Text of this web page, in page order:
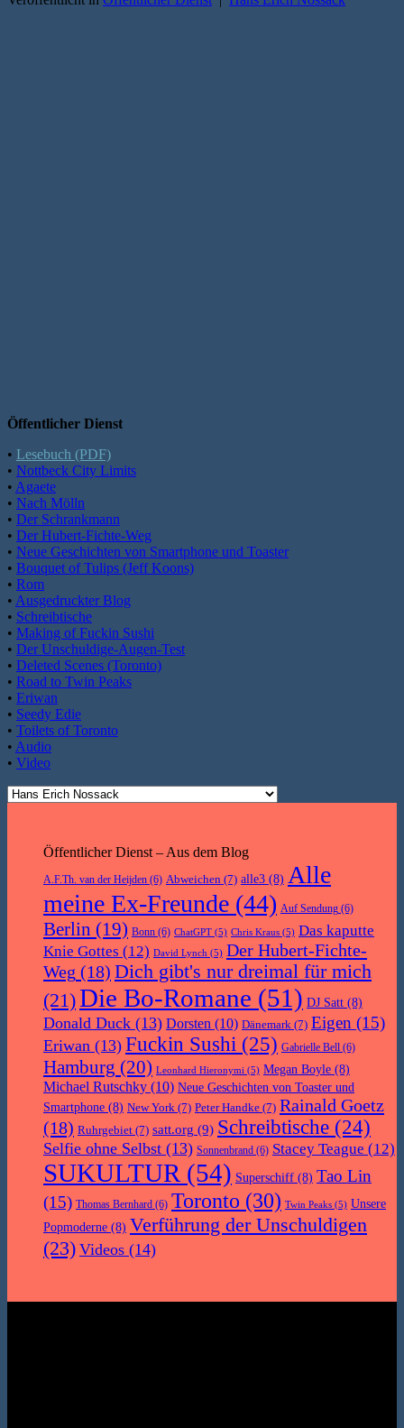
Öffentlicher Dienst
• Lesebuch (PDF)
• Nottbeck City Limits
• Agaete
• Nach Mölln
• Der Schrankmann
• Der Hubert-Fichte-Weg
• Neue Geschichten von Smartphone und Toaster
• Bouquet of Tulips (Jeff Koons)
• Rom
• Ausgedruckter Blog
• Schreibtische
• Making of Fuckin Sushi
• Der Unschuldige-Augen-Test
• Deleted Scenes (Toronto)
• Road to Twin Peaks
• Eriwan
• Seedy Edie
• Toilets of Toronto
• Audio
• Video
Öffentlicher Dienst – Aus dem Blog
A.F.Th. van der Heijden (6) Abweichen (7) alle3 (8) Alle
meine Ex-Freunde (44) Auf Sendung (6)
Berlin (19) Bonn (6) ChatGPT (5) Chris Kraus (5) Das kaputte
Knie Gottes (12) David Lynch (5) Der Hubert-Fichte-
Weg (18) Dich gibt's nur dreimal für mich
(21)Die Bo-Romane (51) DJ Satt (8)
Donald Duck (13) Dorsten (10) Dänemark (7) Eigen (15)
Eriwan (13) Fuckin Sushi (25) Gabrielle Bell (6)
Hamburg (20) Leonhard Hieronymi (5) Megan Boyle (8)
Michael Rutschky (10) Neue Geschichten von Toaster und
Smartphone (8) New York (7) Peter Handke (7) Rainald Goetz
(18) Ruhrgebiet (7) satt.org (9) Schreibtische (24)
Selfie ohne Selbst (13) Sonnenbrand (6) Stacey Teague (12)
SUKULTUR (54) Superschiff (8) Tao Lin
(15) Thomas Bernhard (6) Toronto (30) Twin Peaks (5) Unsere
Popmoderne (8) Verführung der Unschuldigen
(23) Videos (14)